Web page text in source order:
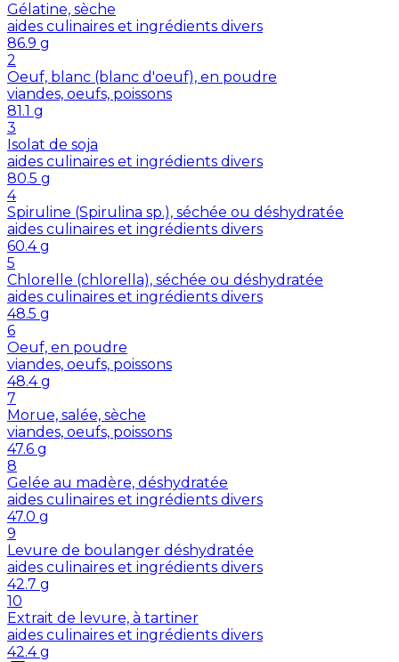
Gélatine, sèche
aides culinaires et ingrédients divers
86.9 g
2
Oeuf, blanc (blanc d'oeuf), en poudre
viandes, oeufs, poissons
81.1 g
3
Isolat de soja
aides culinaires et ingrédients divers
80.5 g
4
Spiruline (Spirulina sp.), séchée ou déshydratée
aides culinaires et ingrédients divers
60.4 g
5
Chlorelle (chlorella), séchée ou déshydratée
aides culinaires et ingrédients divers
48.5 g
6
Oeuf, en poudre
viandes, oeufs, poissons
48.4 g
7
Morue, salée, sèche
viandes, oeufs, poissons
47.6 g
8
Gelée au madère, déshydratée
aides culinaires et ingrédients divers
47.0 g
9
Levure de boulanger déshydratée
aides culinaires et ingrédients divers
42.7 g
10
Extrait de levure, à tartiner
aides culinaires et ingrédients divers
42.4 g